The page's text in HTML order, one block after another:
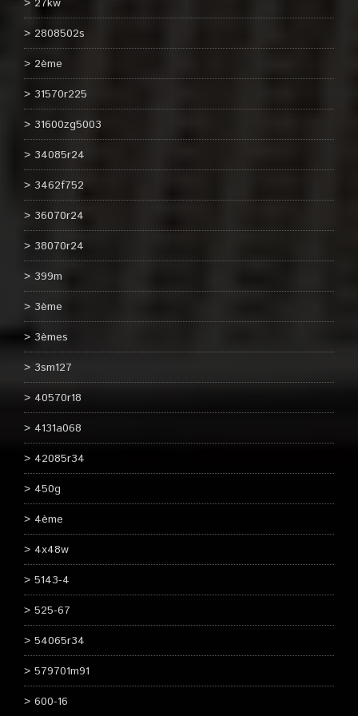
27kw
2808502s
2ème
31570r225
31600zg5003
34085r24
3462f752
36070r24
38070r24
399m
3ème
3èmes
3sm127
40570r18
4131a068
42085r34
450g
4ème
4x48w
5143-4
525-67
54065r34
579701m91
600-16